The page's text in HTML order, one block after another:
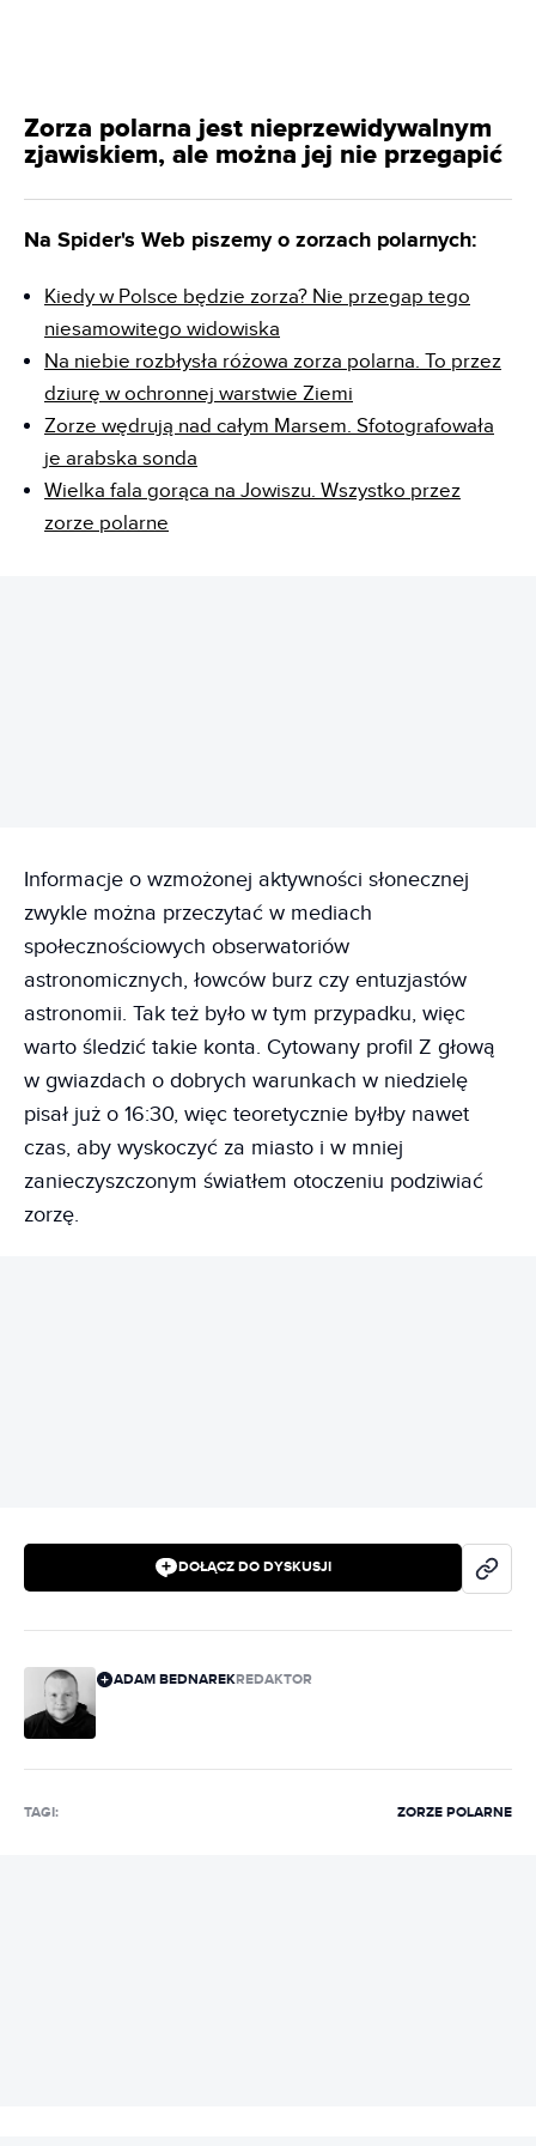
Zorza polarna jest nieprzewidywalnym
zjawiskiem, ale można jej nie przegapić
Na Spider's Web piszemy o zorzach polarnych:
Kiedy w Polsce będzie zorza? Nie przegap tego
niesamowitego widowiska
Na niebie rozbłysła różowa zorza polarna. To przez
dziurę w ochronnej warstwie Ziemi
Zorze wędrują nad całym Marsem. Sfotografowała
je arabska sonda
Wielka fala gorąca na Jowiszu. Wszystko przez
zorze polarne
Informacje o wzmożonej aktywności słonecznej
zwykle można przeczytać w mediach
społecznościowych obserwatoriów
astronomicznych, łowców burz czy entuzjastów
astronomii. Tak też było w tym przypadku, więc
warto śledzić takie konta. Cytowany profil Z głową
w gwiazdach o dobrych warunkach w niedzielę
pisał już o 16:30, więc teoretycznie byłby nawet
czas, aby wyskoczyć za miasto i w mniej
zanieczyszczonym światłem otoczeniu podziwiać
zorzę.
DOŁĄCZ DO DYSKUSJI
ADAM BEDNAREKREDAKTOR
TAGI: ZORZE POLARNE